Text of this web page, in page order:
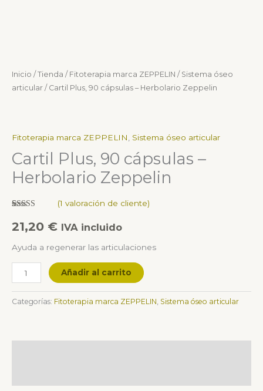
Inicio / Tienda / Fitoterapia marca ZEPPELIN / Sistema óseo
articular / Cartil Plus, 90 cápsulas – Herbolario Zeppelin
Fitoterapia marca ZEPPELIN, Sistema óseo articular
Cartil Plus, 90 cápsulas –
Herbolario Zeppelin
con 5.00de
5 en base a
de un cliente
(1 valoración de cliente)
21,20 € IVA incluido
Ayuda a regenerar las articulaciones
Añadir al carrito
Categorías: Fitoterapia marca ZEPPELIN, Sistema óseo articular